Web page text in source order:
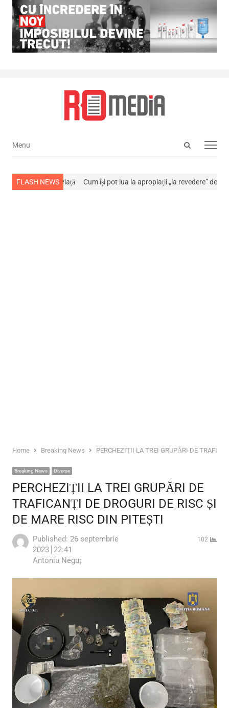
Open
Menu
Menu
FLASH NEWS
a stins din viață Cum își pot lua la apropiații „la revedere” de la…
Home Breaking News PERCHEZIȚII LA TREI GRUPĂRI DE
Breaking News Diverse
PERCHEZIȚII LA TREI GRUPĂRI DE
TRAFICANȚI DE DROGURI DE RISC ȘI
DE MARE RISC DIN PITEȘTI
Published: 26 septembrie
2023 22:41
Author
Antoniu Neguț
102